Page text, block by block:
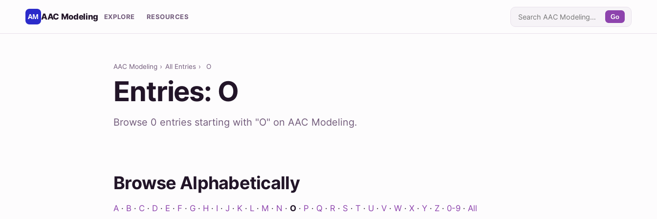
AAC Modeling EXPLORE RESOURCES Go
AAC Modeling › All Entries › O
Entries: O
Browse 0 entries starting with "O" on AAC Modeling.
Browse Alphabetically
A · B · C · D · E · F · G · H · I · J · K · L · M · N · O · P · Q · R · S · T · U · V · W · X · Y · Z · 0-9 · All